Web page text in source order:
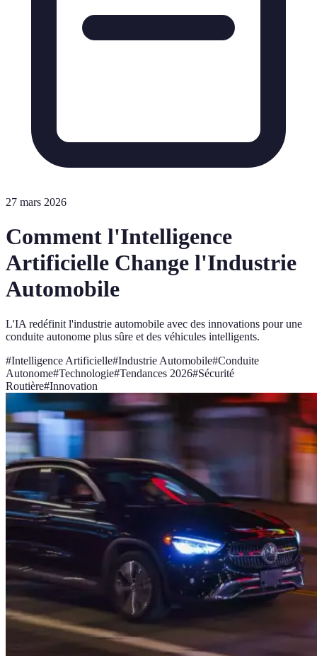
27 mars 2026
Comment l'Intelligence
Artificielle Change l'Industrie
Automobile
L'IA redéfinit l'industrie automobile avec des innovations pour une
conduite autonome plus sûre et des véhicules intelligents.
#Intelligence Artificielle#Industrie Automobile#Conduite
Autonome#Technologie#Tendances 2026#Sécurité
Routière#Innovation